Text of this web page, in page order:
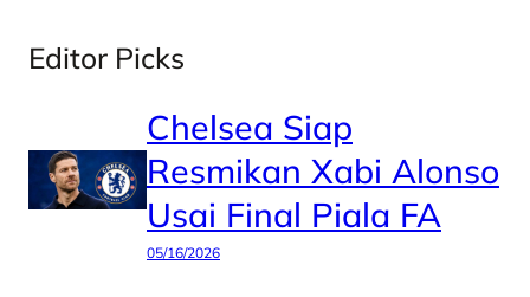
Editor Picks
Chelsea Siap
Resmikan Xabi Alonso
Usai Final Piala FA
05/16/2026